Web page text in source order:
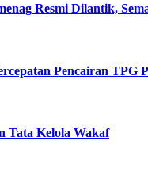
Resmi Dilantik,
Pencairan
Tata Kelola Wakaf